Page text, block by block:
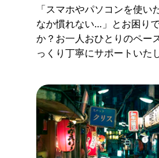
「スマホやパソコンを使い
なか慣れない…」とお困り
か？お一人おひとりのペー
っくり丁寧にサポートいた